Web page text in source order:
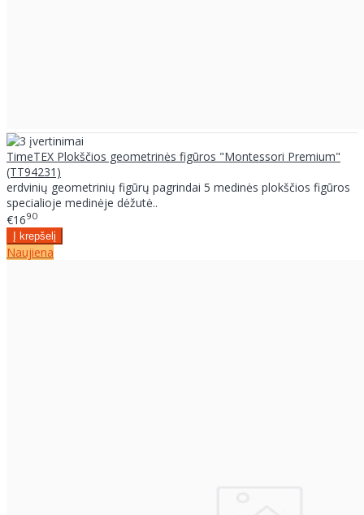
TimeTEX Plokščios geometrinės figūros "Montessori Premium"
(TT94231)
erdvinių geometrinių figūrų pagrindai 5 medinės plokščios figūros
specialioje medinėje dėžutė..
€1690
Naujiena